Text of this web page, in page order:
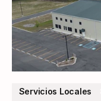
Servicios Locales